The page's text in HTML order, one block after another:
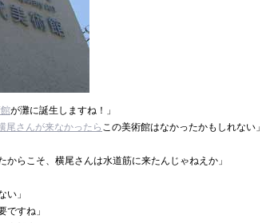
が灘に誕生しますね！」
尾さんが来なかったら この美術館はなかったかもしれない」
らこそ、横尾さんは水道筋に来たんじゃねえか」
い」
ですね」